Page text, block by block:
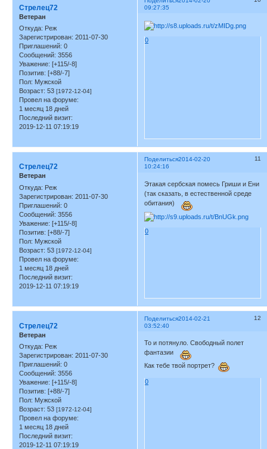
09:27:35
Стрелец72
Ветеран
Откуда: Реж
Зарегистрирован: 2011-07-30
Приглашений: 0
Сообщений: 3556
Уважение: [+115/-8]
Позитив: [+88/-7]
Пол: Мужской
Возраст: 53 [1972-12-04]
Провел на форуме:
1 месяц 18 дней
Последний визит:
2019-12-11 07:19:19
0
Поделиться 11
2014-02-20
10:24:16
Стрелец72
Ветеран
Откуда: Реж
Зарегистрирован: 2011-07-30
Приглашений: 0
Сообщений: 3556
Уважение: [+115/-8]
Позитив: [+88/-7]
Пол: Мужской
Возраст: 53 [1972-12-04]
Провел на форуме:
1 месяц 18 дней
Последний визит:
2019-12-11 07:19:19
Этакая сербская помесь Гриши и Ени
(так сказать, в естественной среде
обитания)
0
Поделиться 12
2014-02-21
03:52:40
Стрелец72
Ветеран
Откуда: Реж
Зарегистрирован: 2011-07-30
Приглашений: 0
Сообщений: 3556
Уважение: [+115/-8]
Позитив: [+88/-7]
Пол: Мужской
Возраст: 53 [1972-12-04]
Провел на форуме:
1 месяц 18 дней
Последний визит:
2019-12-11 07:19:19
То и потянуло. Свободный полет
фантазии
Как тебе твой портрет?
0